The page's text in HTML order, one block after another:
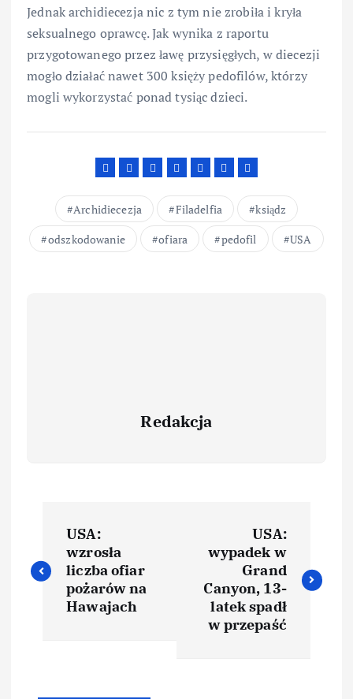
Jednak archidiecezja nic z tym nie zrobiła i kryła
seksualnego oprawcę. Jak wynika z raportu
przygotowanego przez ławę przysięgłych, w diecezji
mogło działać nawet 300 księży pedofilów, którzy
mogli wykorzystać ponad tysiąc dzieci.
Archidiecezja Filadelfia
ksiądz
odszkodowanie
ofiara pedofil USA
Redakcja
USA:
wzrosła
liczba ofiar
pożarów na
Hawajach
USA:
wypadek w
Grand
Canyon, 13-
latek spadł
w przepaść